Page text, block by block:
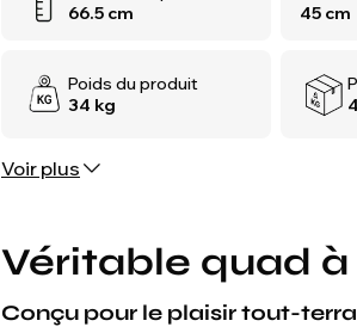
66.5 cm
45 cm
Poids du produit
34 kg
Voir plus
Véritable quad
Conçu pour le plaisir tout-